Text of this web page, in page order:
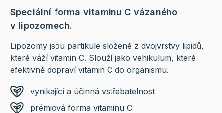
Speciální forma vitaminu C vázaného
v lipozomech.
Lipozomy jsou partikule složené z dvojvrstvy lipidů,
které váží vitamin C. Slouží jako vehikulum, které
efektivně dopraví vitamin C do organismu.
vynikající a účinná vstřebatelnost
prémiová forma vitaminu C